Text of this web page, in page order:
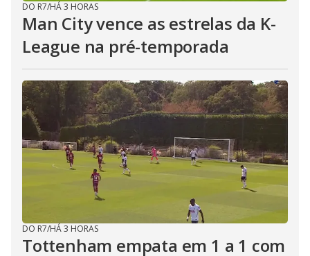
DO R7/HÁ 3 HORAS
Man City vence as estrelas da K-
League na pré-temporada
DO R7/HÁ 3 HORAS
Tottenham empata em 1 a 1 com